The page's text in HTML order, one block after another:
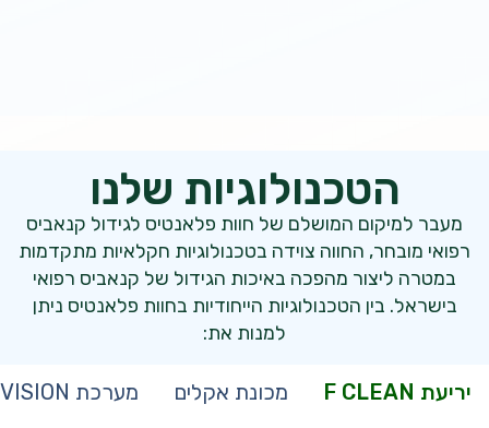
הטכנולוגיות שלנו
מעבר למיקום המושלם של חוות פלאנטיס לגידול קנאביס
רפואי מובחר, החווה צוידה בטכנולוגיות חקלאיות מתקדמות
במטרה ליצור מהפכה באיכות הגידול של קנאביס רפואי
בישראל. בין הטכנולוגיות הייחודיות בחוות פלאנטיס ניתן
למנות את:
יריעת F CLEAN מכונת אקלים מערכת DRAINVISION של פסקל